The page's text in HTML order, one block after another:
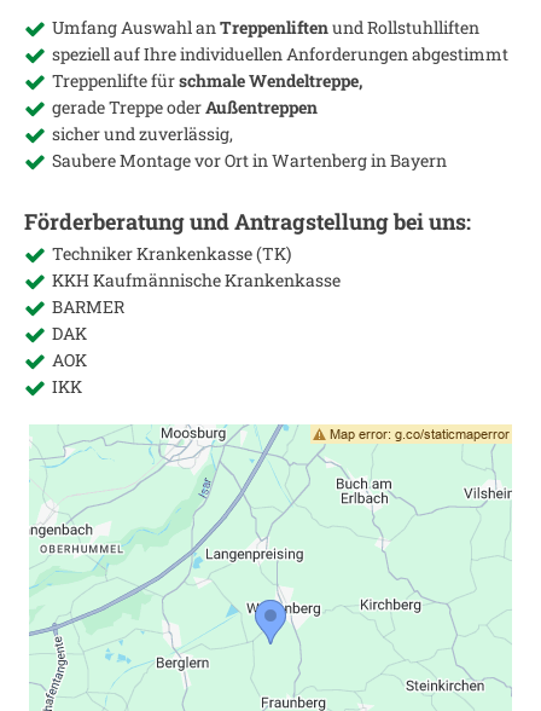
Umfang Auswahl anTreppenliftenund Rollstuhlliften
speziell auf Ihre individuellen Anforderungen abgestimmt
Treppenlifte fürschmale Wendeltreppe,
gerade Treppe oderAußentreppen
sicher und zuverlässig,
Saubere Montage vor Ort inWartenberg in Bayern
Förderberatung und Antragstellung bei uns:
Techniker Krankenkasse (TK)
KKH Kaufmännische Krankenkasse
BARMER
DAK
AOK
IKK